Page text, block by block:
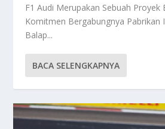
F1 Audi Merupakan Sebuah Proyek
Komitmen Bergabungnya Pabrikan
Balap...
BACA SELENGKAPNYA